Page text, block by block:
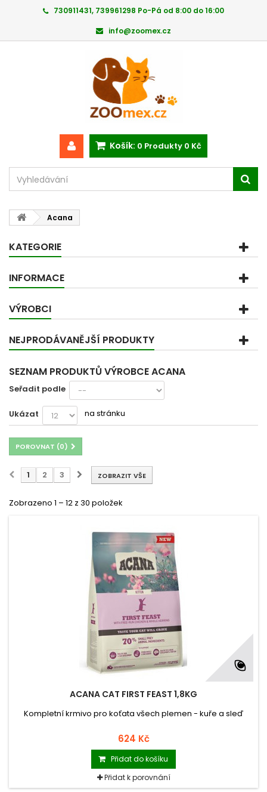
730911431, 739961298 Po-Pá od 8:00 do 16:00
info@zoomex.cz
Košík: 0 Produkty 0 Kč
Acana
KATEGORIE
INFORMACE
VÝROBCI
NEJPRODÁVANĚJŠÍ PRODUKTY
SEZNAM PRODUKTŮ VÝROBCE ACANA
Seřadit podle
Ukázat na stránku
POROVNAT (0)
ZOBRAZIT VŠE
1 2 3
Zobrazeno 1 – 12 z 30 položek
ACANA CAT FIRST FEAST 1,8KG
Kompletní krmivo pro koťata všech plemen - kuře a sleď
624 Kč
Přidat do košíku
Přidat k porovnání